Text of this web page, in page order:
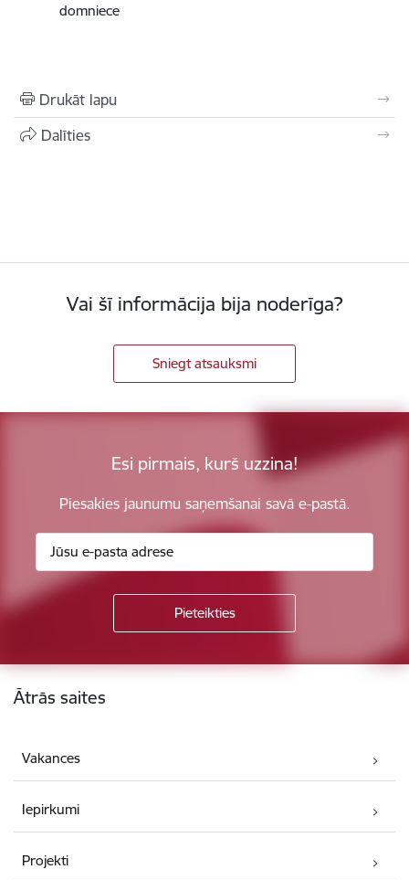
domniece
Drukāt lapu
Dalīties
Vai šī informācija bija noderīga?
Sniegt atsauksmi
Esi pirmais, kurš uzzina!
Piesakies jaunumu saņemšanai savā e-pastā.
Kājene
Ātrās saites
Vakances
Iepirkumi
Projekti